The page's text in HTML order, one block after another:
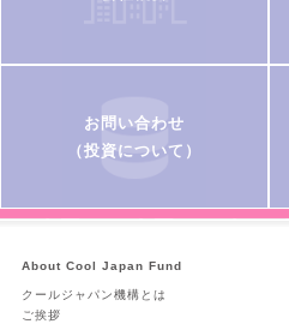
お問い合わせ
（投資について）
About Cool Japan Fund
クールジャパン機構とは
ご挨拶